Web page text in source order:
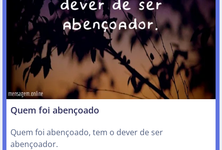
Quem foi abençoado
Quem foi abençoado, tem o dever de ser
abençoador.